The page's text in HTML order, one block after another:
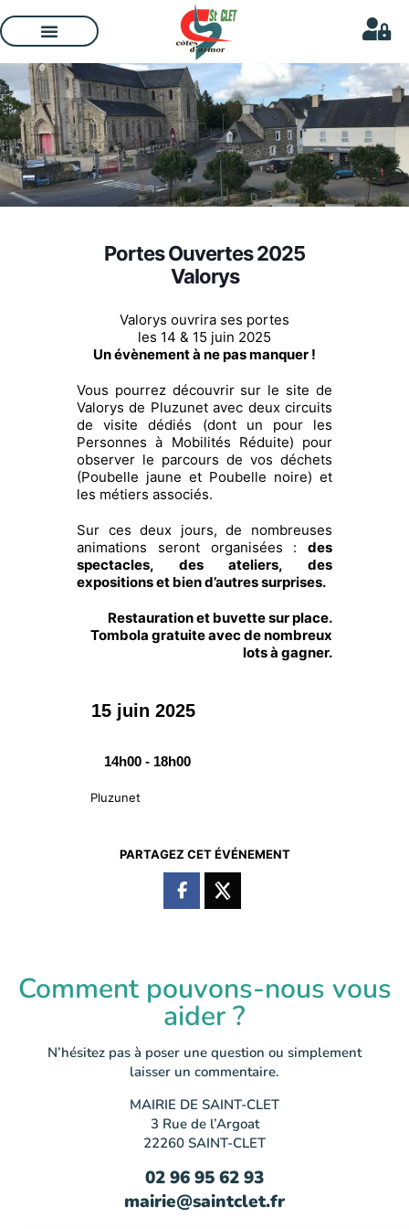
Portes Ouvertes 2025
Valorys
Valorys ouvrira ses portes
les 14 & 15 juin 2025
Un évènement à ne pas manquer !
Vous pourrez découvrir sur le site de
Valorys de Pluzunet avec deux circuits
de visite dédiés (dont un pour les
Personnes à Mobilités Réduite) pour
observer le parcours de vos déchets
(Poubelle jaune et Poubelle noire) et
les métiers associés.
Sur ces deux jours, de nombreuses
animations seront organisées : des
spectacles, des ateliers, des
expositions et bien d’autres surprises.
Restauration et buvette sur place.
Tombola gratuite avec de nombreux
lots à gagner.
15 juin 2025
14h00 - 18h00
Pluzunet
PARTAGEZ CET ÉVÉNEMENT
Comment pouvons-nous vous
aider ?
N’hésitez pas à poser une question ou simplement
laisser un commentaire.
MAIRIE DE SAINT-CLET
3 Rue de l’Argoat
22260 SAINT-CLET
02 96 95 62 93
mairie@saintclet.fr